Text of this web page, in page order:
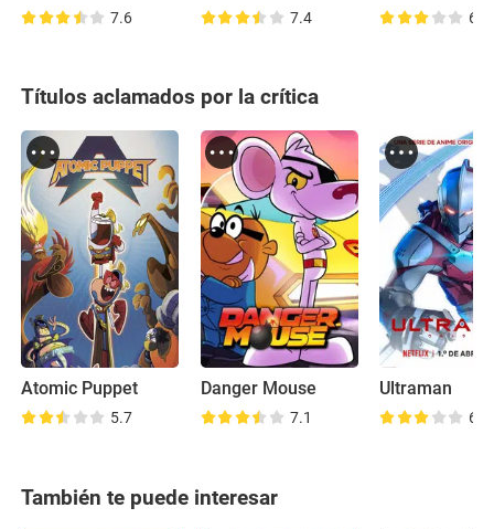
7.6 7.4 6.1
Títulos aclamados por la crítica
Atomic Puppet
5.7
Danger Mouse
7.1
Ultraman
6.7
También te puede interesar